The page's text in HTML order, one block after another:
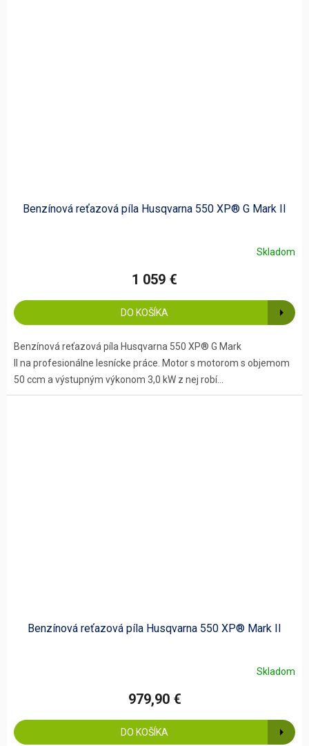
Benzínová reťazová píla Husqvarna 550 XP® G Mark II
Skladom
1 059 €
DO KOŠÍKA
Benzínová reťazová píla Husqvarna 550 XP® G Mark
II na profesionálne lesnícke práce. Motor s motorom s objemom
50 ccm a výstupným výkonom 3,0 kW z nej robí...
Benzínová reťazová píla Husqvarna 550 XP® Mark II
Skladom
979,90 €
DO KOŠÍKA